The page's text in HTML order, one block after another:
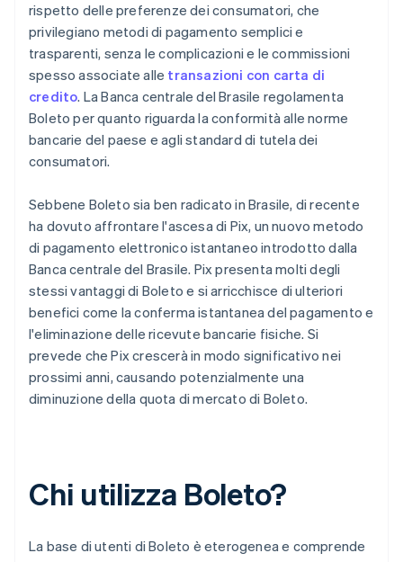
rispetto delle preferenze dei consumatori, che
privilegiano metodi di pagamento semplici e
trasparenti, senza le complicazioni e le commissioni
spesso associate alle transazioni con carta di
credito. La Banca centrale del Brasile regolamenta
Boleto per quanto riguarda la conformità alle norme
bancarie del paese e agli standard di tutela dei
consumatori.
Sebbene Boleto sia ben radicato in Brasile, di recente
ha dovuto affrontare l'ascesa di Pix, un nuovo metodo
di pagamento elettronico istantaneo introdotto dalla
Banca centrale del Brasile. Pix presenta molti degli
stessi vantaggi di Boleto e si arricchisce di ulteriori
benefici come la conferma istantanea del pagamento e
l'eliminazione delle ricevute bancarie fisiche. Si
prevede che Pix crescerà in modo significativo nei
prossimi anni, causando potenzialmente una
diminuzione della quota di mercato di Boleto.
Chi utilizza Boleto?
La base di utenti di Boleto è eterogenea e comprende